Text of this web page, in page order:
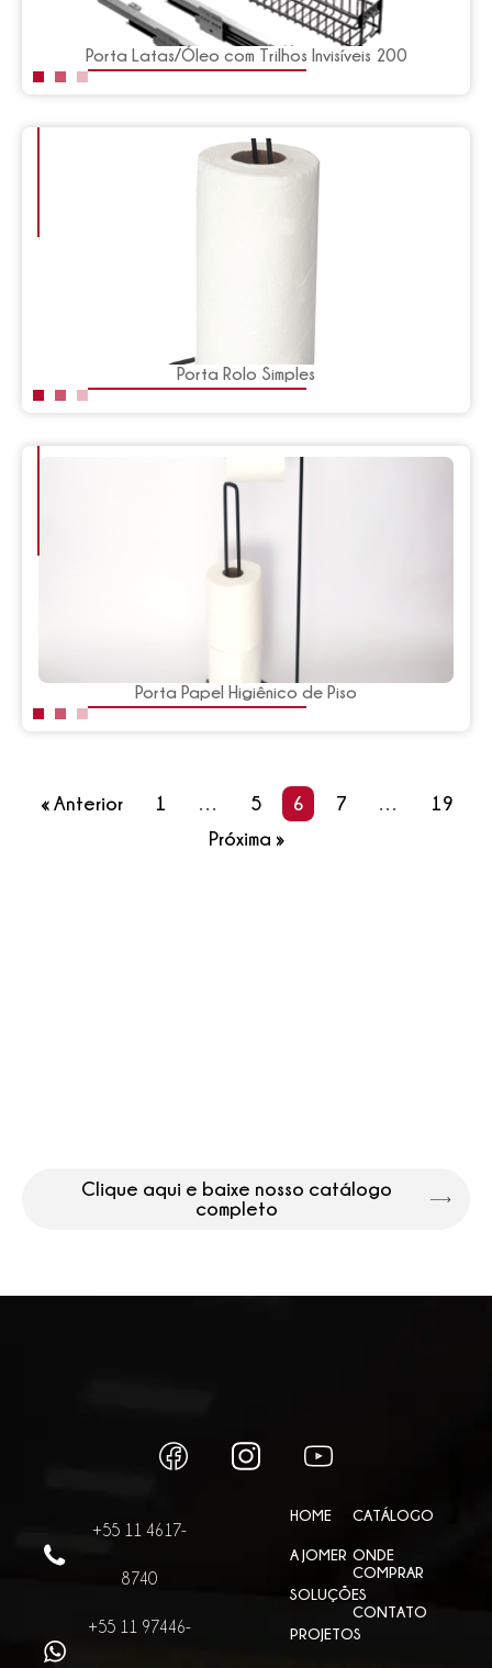
Porta Latas/Óleo com Trilhos Invisíveis 200
Porta Rolo Simples
Porta Papel Higiênico de Piso
« Anterior 1 … 5 6 7 …
19
Próxima »
Clique aqui e baixe nosso catálogo
completo
+55 11 4617-
8740
+55 11 97446-
HOME
A JOMER
SOLUÇÕES
PROJETOS
CATÁLOGO
ONDE
COMPRAR
CONTATO